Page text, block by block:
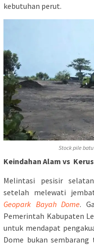
kebutuhan perut.
Stock pile
Keindahan Alam vs
Melintasi pesisir
setelah melewati
Geopark Bayah Dome.
Pemerintah Kabupaten
untuk mendapat
Dome bukan